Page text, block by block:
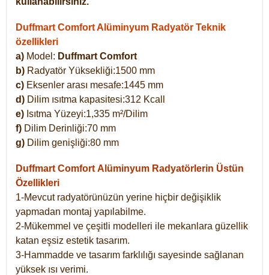
Duffmart Comfort Alüminyum Radyatör Teknik
özellikleri
a) Model: Duffmart Comfort
b) Radyatör Yüksekliği:1500 mm
c) Eksenler arası mesafe:1445 mm
d) Dilim ısıtma kapasitesi:312 Kcall
e) Isıtma Yüzeyi:1,335 m²/Dilim
f) Dilim Derinliği:70 mm
g) Dilim genişliği:80 mm
Duffmart Comfort Alüminyum Radyatörlerin Üstün
Özellikleri
1-Mevcut radyatörünüzün yerine hiçbir değişiklik
yapmadan montaj yapılabilme.
2-Mükemmel ve çeşitli modelleri ile mekanlara güzellik
katan eşsiz estetik tasarım.
3-Hammadde ve tasarım farklılığı sayesinde sağlanan
yüksek ısı verimi.